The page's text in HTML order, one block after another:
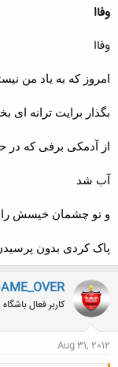
وفاا
وفاا
امروز که به یاد من
بگذار برایت ترانه ای
از آدمکی برفی که در
آب شد
و تو چشمان خیسش را
پاک کردی بدون
کاربر فعال
Aug 31, 2012